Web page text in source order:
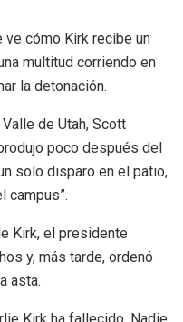
ve cómo Kirk recibe un
multitud corriendo en
la detonación.
de Utah, Scott
poco después del
solo disparo en el patio,
campus”.
Kirk, el presidente
y, más tarde, ordenó
asta.